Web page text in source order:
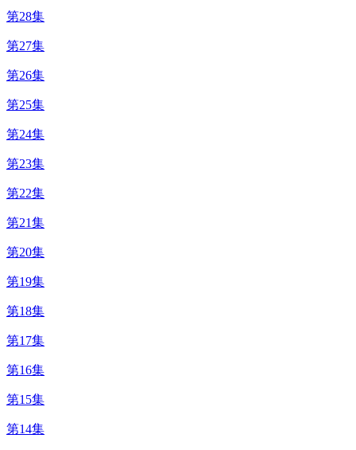
第28集
第27集
第26集
第25集
第24集
第23集
第22集
第21集
第20集
第19集
第18集
第17集
第16集
第15集
第14集